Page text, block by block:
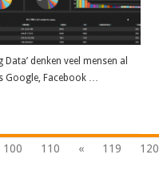
Data’ denken veel mensen al
Google, Facebook …
100 110 « 119 120